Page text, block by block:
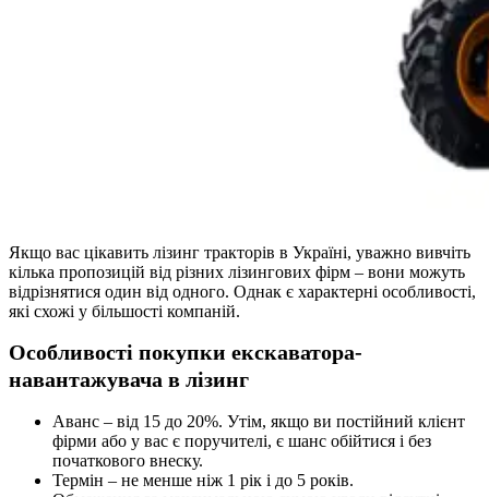
Якщо вас цікавить лізинг тракторів в Україні, уважно вивчіть
кілька пропозицій від різних лізингових фірм – вони можуть
відрізнятися один від одного. Однак є характерні особливості,
які схожі у більшості компаній.
Особливості покупки екскаватора-
навантажувача в лізинг
Аванс – від 15 до 20%. Утім, якщо ви постійний клієнт
фірми або у вас є поручителі, є шанс обійтися і без
початкового внеску.
Термін – не менше ніж 1 рік і до 5 років.